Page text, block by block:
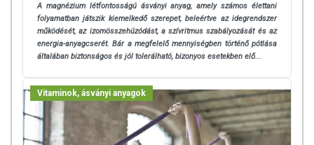
A magnézium létfontosságú ásványi anyag, amely számos élettani
folyamatban játszik kiemelkedő szerepet, beleértve az idegrendszer
működését, az izomösszehúzódást, a szívritmus szabályozását és az
energia-anyagcserét. Bár a megfelelő mennyiségben történő pótlása
általában biztonságos és jól tolerálható, bizonyos esetekben elő...
Vitaminok, ásványi anyagok